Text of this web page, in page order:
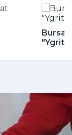
Bursa